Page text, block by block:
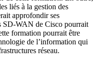
liés à la gestion des
approfondir ses
SD-WAN de Cisco pourrait
formation pourrait être
de l’information qui
réseau.